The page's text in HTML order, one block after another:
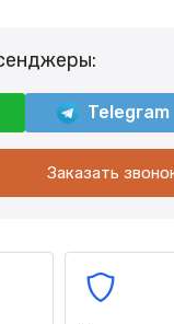
Telegram
Заказать